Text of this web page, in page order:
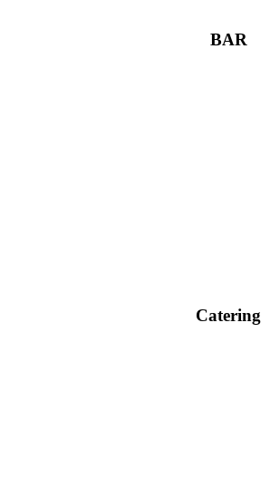
BAR
Catering